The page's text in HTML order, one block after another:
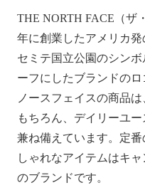
THE NORTH FACE（ザ
年に創業したアメリカ
セミテ国立公園のシン
ーフにしたブランドのロ
ノースフェイスの商品
もちろん、デイリーユ
兼ね備えています。定
しゃれなアイテムはキ
のブランドです。